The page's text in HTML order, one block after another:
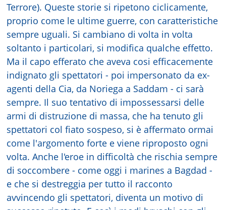
Terrore). Queste storie si ripetono ciclicamente,
proprio come le ultime guerre, con caratteristiche
sempre uguali. Si cambiano di volta in volta
soltanto i particolari, si modifica qualche effetto.
Ma il capo efferato che aveva cosi efficacemente
indignato gli spettatori - poi impersonato da ex-
agenti della Cia, da Noriega a Saddam - ci sarà
sempre. Il suo tentativo di impossessarsi delle
armi di distruzione di massa, che ha tenuto gli
spettatori col fiato sospeso, si è affermato ormai
come l'argomento forte e viene riproposto ogni
volta. Anche l'eroe in difficoltà che rischia sempre
di soccombere - come oggi i marines a Bagdad -
e che si destreggia per tutto il racconto
avvincendo gli spettatori, diventa un motivo di